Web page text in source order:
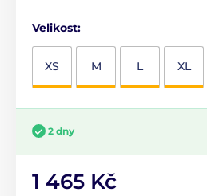
Velikost:
XS M L XL
2 dny
1 465 Kč